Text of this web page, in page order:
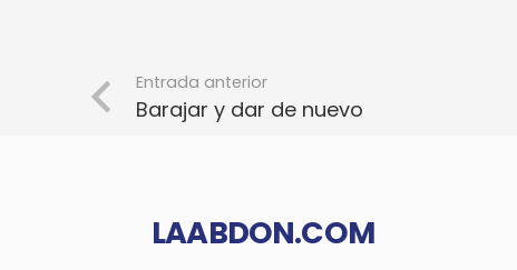
Entrada anterior
Barajar y dar de nuevo
LAABDON.COM